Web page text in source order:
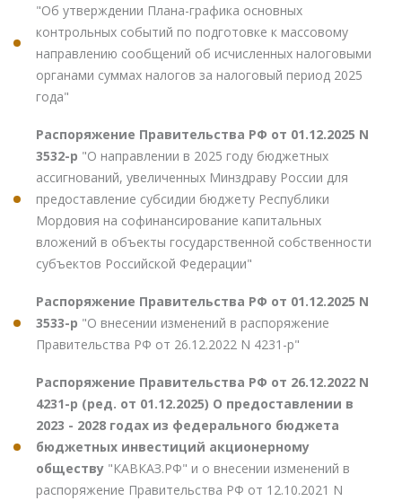
"Об утверждении Плана-графика основных
контрольных событий по подготовке к массовому
направлению сообщений об исчисленных налоговыми
органами суммах налогов за налоговый период 2025
года"
Распоряжение Правительства РФ от 01.12.2025 N
3532-р "О направлении в 2025 году бюджетных
ассигнований, увеличенных Минздраву России для
предоставление субсидии бюджету Республики
Мордовия на софинансирование капитальных
вложений в объекты государственной собственности
субъектов Российской Федерации"
Распоряжение Правительства РФ от 01.12.2025 N
3533-р "О внесении изменений в распоряжение
Правительства РФ от 26.12.2022 N 4231-р"
Распоряжение Правительства РФ от 26.12.2022 N
4231-р (ред. от 01.12.2025) О предоставлении в
2023 - 2028 годах из федерального бюджета
бюджетных инвестиций акционерному
обществу "КАВКАЗ.РФ" и о внесении изменений в
распоряжение Правительства РФ от 12.10.2021 N